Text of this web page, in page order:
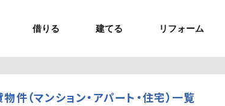
土地
借りる
エリアから探す
建てる
ウスイホームの家づくり
リフォーム
ショールーム
リフォームの流れ
セミナー・講座
件（マンション・アパート・住宅）一覧